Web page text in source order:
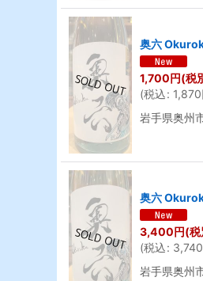
奥六
1,700円(税
(税込: 1,870
岩手県奥
奥六
3,400円(税
(税込: 3,740
岩手県奥